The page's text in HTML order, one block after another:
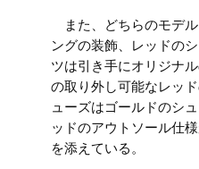
また、どちらのモデ
ングの装飾、レッドの
ツは引き手にオリジナ
の取り外し可能なレッ
ューズはゴールドのシ
ッドのアウトソール仕
を添えている。